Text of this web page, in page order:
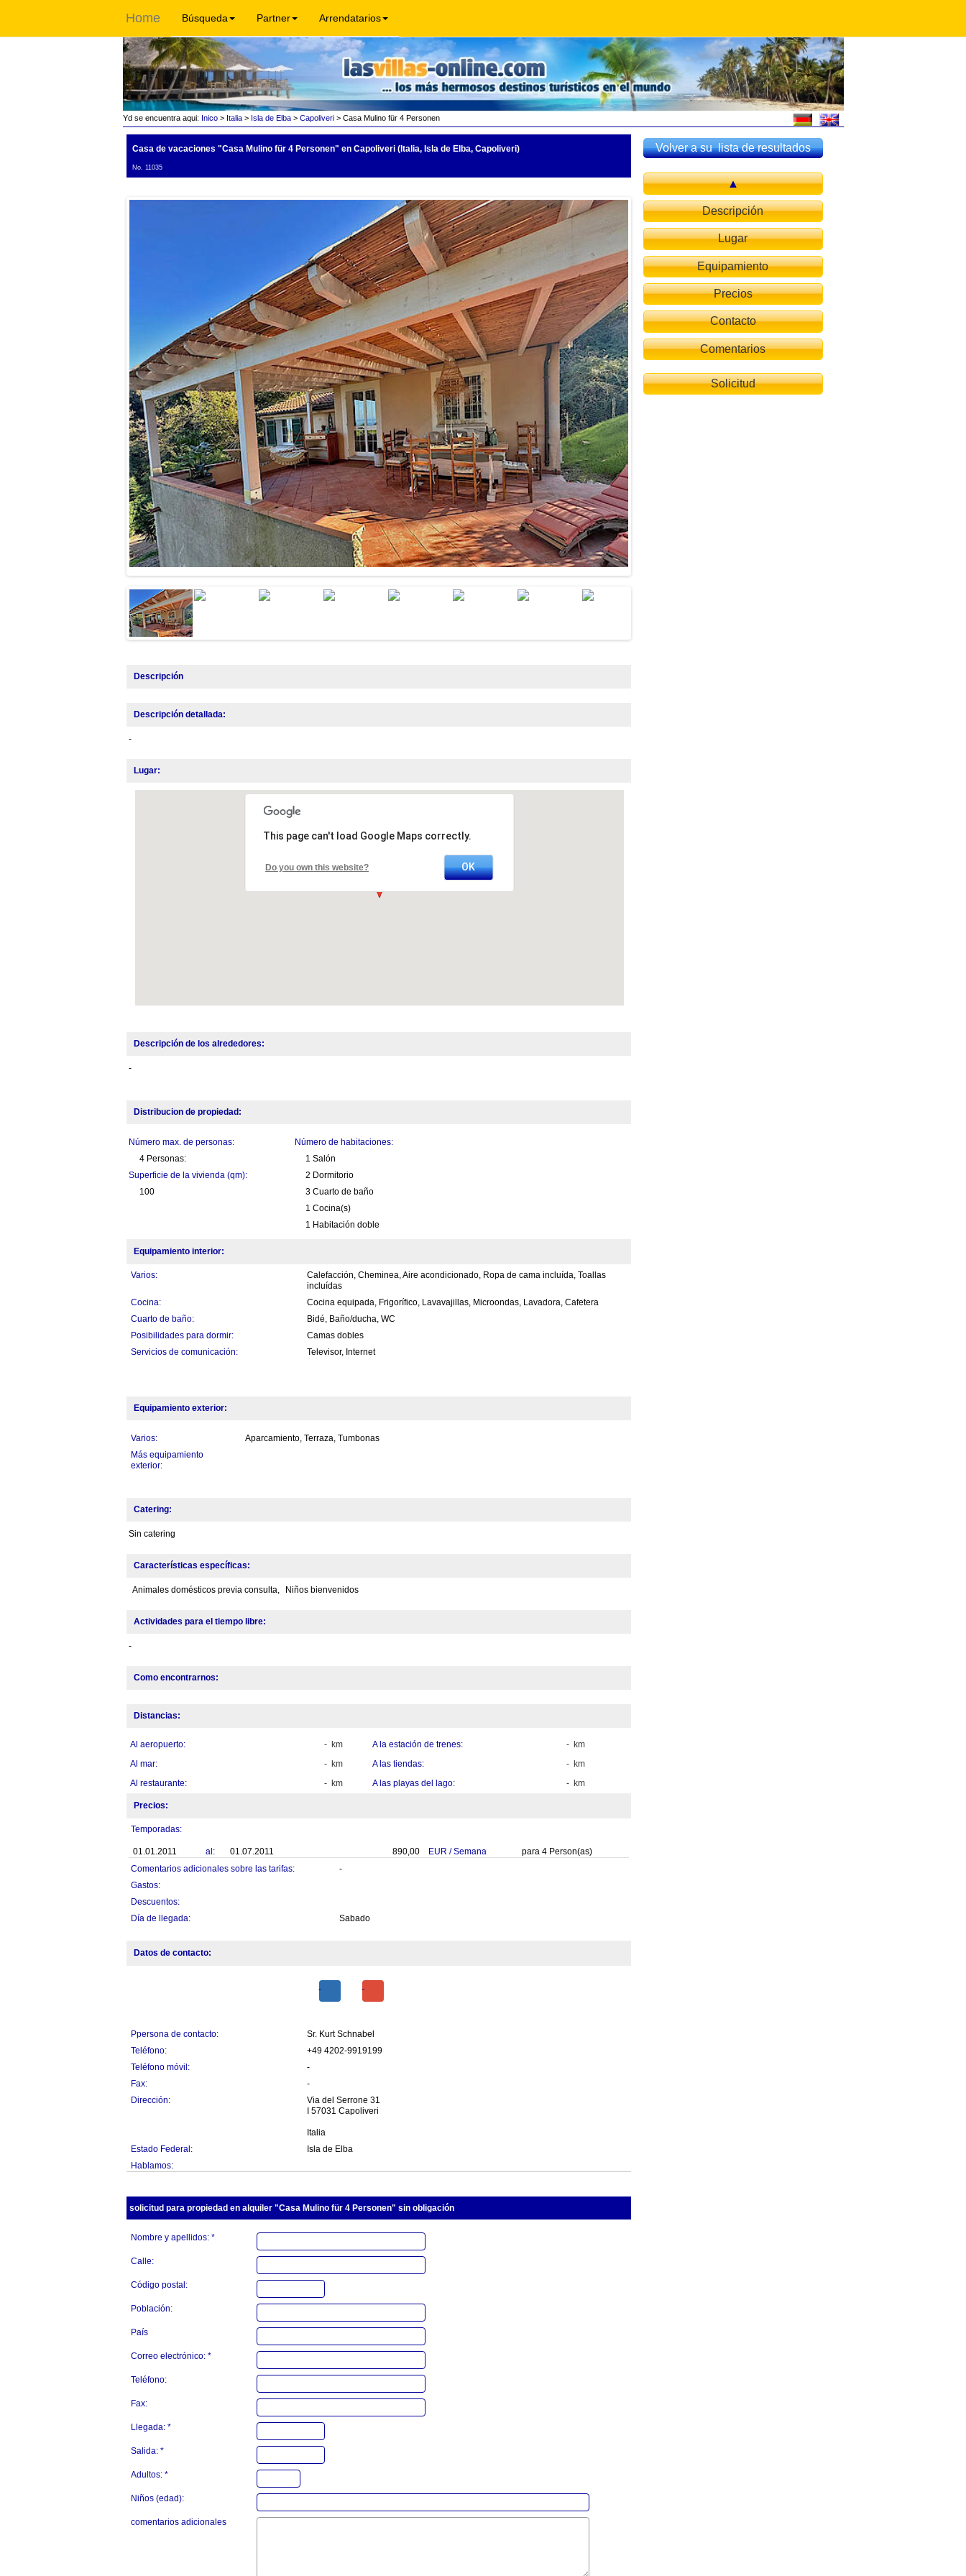
Home Búsqueda Partner Arrendatarios
Yd se encuentra aqui: Inico> Italia> Isla de Elba> Capoliveri> Casa Mulino für 4 Personen
Casa de vacaciones "Casa Mulino für 4 Personen" en Capoliveri (Italia, Isla de Elba, Capoliveri)
No. 11035
Descripción
Descripción detallada:
-
Lugar:
This page can't load Google Maps correctly.
Do you own this website? OK
Descripción de los alrededores:
-
Distribucion de propiedad:
Número max. de personas:
4 Personas:
Superficie de la vivienda (qm):
100
Número de habitaciones:
1 Salón
2 Dormitorio
3 Cuarto de baño
1 Cocina(s)
1 Habitación doble
Equipamiento interior:
Varios:
Calefacción, Cheminea, Aire acondicionado, Ropa de cama incluída, Toallas
incluídas
Cocina:
Cocina equipada, Frigorífico, Lavavajillas, Microondas, Lavadora, Cafetera
Cuarto de baño:
Bidé, Baño/ducha, WC
Posibilidades para dormir:
Camas dobles
Servicios de comunicación:
Televisor, Internet
Equipamiento exterior:
Varios:
Aparcamiento, Terraza, Tumbonas
Más equipamiento
exterior:
Catering:
Sin catering
Características específicas:
Animales domésticos previa consulta, Niños bienvenidos
Actividades para el tiempo libre:
-
Como encontrarnos:
Distancias:
- km
Al aeropuerto: - km
A la estación de trenes:
- km
Al mar: - km
A las tiendas:
- km
Al restaurante: - km
A las playas del lago:
Precios:
Temporadas:
01.01.2011 al: 01.07.2011 890,00 EUR /Semana para 4 Person(as)
Comentarios adicionales sobre las tarifas:
-
Gastos:
Descuentos:
Día de llegada:
Sabado
Datos de contacto:
Ppersona de contacto:
Sr. Kurt Schnabel
Teléfono:
+49 4202-9919199
Teléfono móvil:
-
Fax:
-
Dirección:
Via del Serrone 31
I 57031 Capoliveri
Italia
Estado Federal:
Isla de Elba
Hablamos:
solicitud para propiedad en alquiler "Casa Mulino für 4 Personen" sin obligación
Nombre y apellidos: *
Calle:
Código postal:
Población:
País
Correo electrónico: *
Teléfono:
Fax:
Llegada: *
Salida: *
Adultos: *
Niños (edad):
comentarios adicionales
Volver a su lista de resultados
Descripción
Lugar
Equipamiento
Precios
Contacto
Comentarios
Solicitud